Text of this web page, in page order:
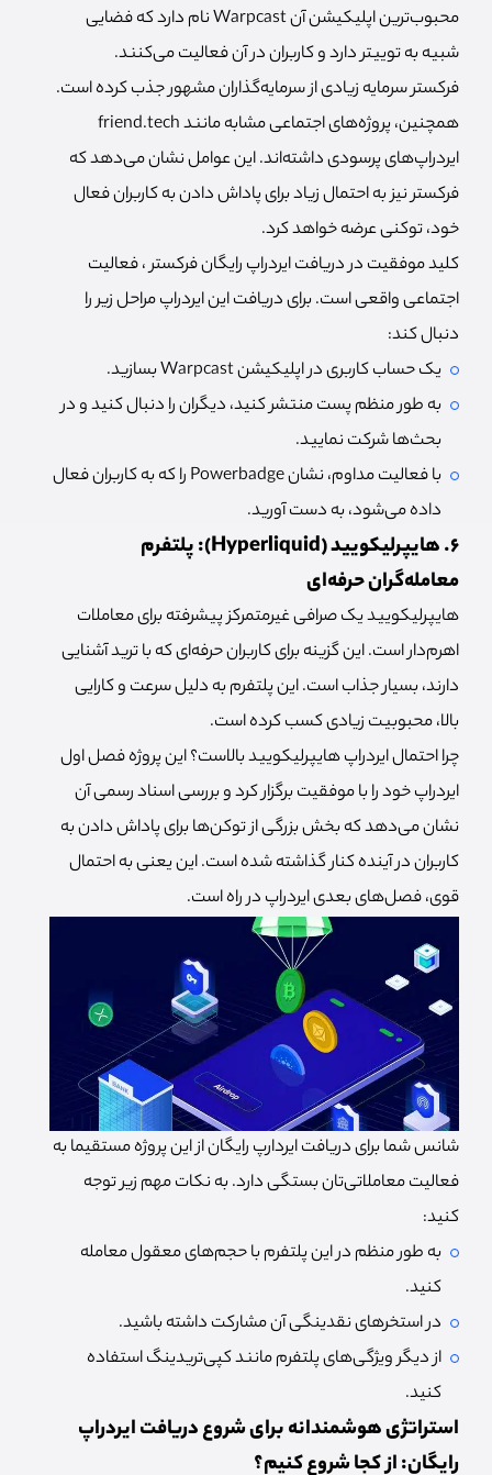
محبوب‌ترین اپلیکیشن آن Warpcast نام دارد که فضایی
شبیه به توییتر دارد و کاربران در آن فعالیت می‌کنند.
فرکستر سرمایه زیادی از سرمایه‌گذاران مشهور جذب کرده است.
همچنین، پروژه‌های اجتماعی مشابه مانند friend.tech
ایردراپ‌های پرسودی داشته‌اند. این عوامل نشان می‌دهد که
فرکستر نیز به احتمال زیاد برای پاداش دادن به کاربران فعال
خود، توکنی عرضه خواهد کرد.
کلید موفقیت در دریافت ایردراپ رایگان فرکستر ، فعالیت
اجتماعی واقعی است. برای دریافت این ایردراپ مراحل زیر را
دنبال کند:
یک حساب کاربری در اپلیکیشن Warpcast بسازید.
به طور منظم پست منتشر کنید، دیگران را دنبال کنید و در
بحث‌ها شرکت نمایید.
با فعالیت مداوم، نشان Powerbadge را که به کاربران فعال
داده می‌شود، به دست آورید.
6. هایپرلیکویید (Hyperliquid): پلتفرم
معامله‌گران حرفه‌ای
هایپرلیکویید یک صرافی غیرمتمرکز پیشرفته برای معاملات
اهرم‌دار است. این گزینه برای کاربران حرفه‌ای که با ترید آشنایی
دارند، بسیار جذاب است. این پلتفرم به دلیل سرعت و کارایی
بالا، محبوبیت زیادی کسب کرده است.
چرا احتمال ایردراپ هایپرلیکویید بالاست؟ این پروژه فصل اول
ایردراپ خود را با موفقیت برگزار کرد و بررسی اسناد رسمی آن
نشان می‌دهد که بخش بزرگی از توکن‌ها برای پاداش دادن به
کاربران در آینده کنار گذاشته شده است. این یعنی به احتمال
قوی، فصل‌های بعدی ایردراپ در راه است.
شانس شما برای دریافت ایردارپ رایگان از این پروژه مستقیما به
فعالیت معاملاتی‌تان بستگی دارد. به نکات مهم زیر توجه
کنید:
به طور منظم در این پلتفرم با حجم‌های معقول معامله
کنید.
در استخرهای نقدینگی آن مشارکت داشته باشید.
از دیگر ویژگی‌های پلتفرم مانند کپی‌تریدینگ استفاده
کنید.
استراتژی هوشمندانه برای شروع دریافت ایردراپ
رایگان: از کجا شروع کنیم؟